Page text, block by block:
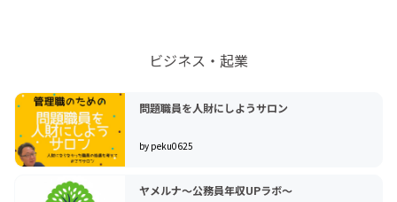
ビジネス・起業
問題職員を人財にしようサロン
by peku0625
ヤメルナ〜公務員年収UPラボ〜